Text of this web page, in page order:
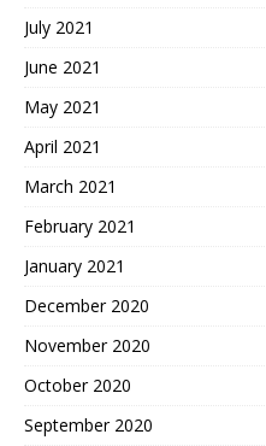
July 2021
June 2021
May 2021
April 2021
March 2021
February 2021
January 2021
December 2020
November 2020
October 2020
September 2020